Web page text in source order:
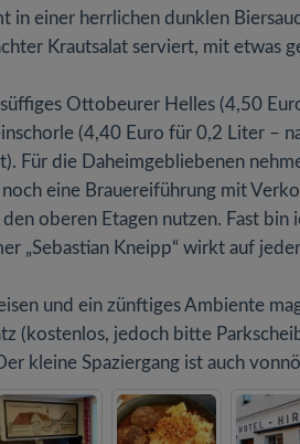
in einer herrlichen dunklen
Krautsalat serviert, mit etwas
süffiges Ottobeurer Helles (4,50
(4,40 Euro für 0,2 Liter –
Für die Daheimgebliebenen
eine Brauereiführung mit
oberen Etagen nutzen. Fast bin
„Sebastian Kneipp“ wirkt auf
und ein zünftiges Ambiente
(kostenlos, jedoch bitte
kleine Spaziergang ist auch